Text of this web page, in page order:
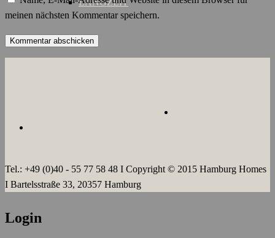
LANGZEIT
meinen nächsten Kommentar speichern.
Tel.: +49 (0)40 - 55 77 58 48 I Copyright © 2015 Hamburg Homes
I Bartelsstraße 33, 20357 Hamburg
Login